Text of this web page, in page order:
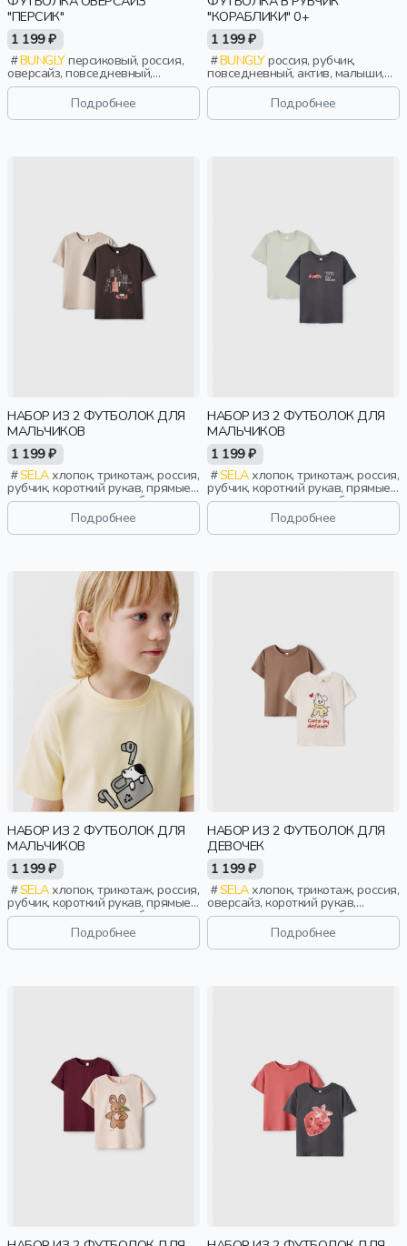
"ПЕРСИК"
1 199 ₽
BUNGLYперсиковый, россия,
оверсайз, повседневный,
девочки, малыши, дошкольники,
Подробнее
"КОРАБЛИКИ" 0+
1 199 ₽
BUNGLYроссия, рубчик,
повседневный, актив, малыши,
дети
Подробнее
НАБОР ИЗ 2 ФУТБОЛОК ДЛЯ
МАЛЬЧИКОВ
1 199 ₽
SELAхлопок, трикотаж, россия,
рубчик, короткий рукав, прямые,
короткие, однотон, свободные,
принт, вырез, круглый вырез,
повседневный, мальчики, дети
Подробнее
НАБОР ИЗ 2 ФУТБОЛОК ДЛЯ
МАЛЬЧИКОВ
1 199 ₽
SELAхлопок, трикотаж, россия,
рубчик, короткий рукав, прямые,
короткие, однотон, свободные,
принт, вырез, круглый вырез,
повседневный, мальчики, дети
Подробнее
НАБОР ИЗ 2 ФУТБОЛОК ДЛЯ
МАЛЬЧИКОВ
1 199 ₽
SELAхлопок, трикотаж, россия,
рубчик, короткий рукав, прямые,
короткие, однотон, свободные,
принт, вырез, круглый вырез,
повседневный, мальчики, дети
Подробнее
НАБОР ИЗ 2 ФУТБОЛОК ДЛЯ
ДЕВОЧЕК
1 199 ₽
SELAхлопок, трикотаж, россия,
оверсайз, короткий рукав,
короткие, однотон, свободные,
принт, вырез, круглый вырез,
девочки, детиПодробнее